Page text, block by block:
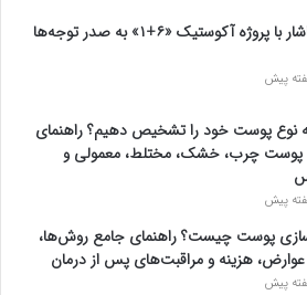
ابرو یاشار با پروژه آکوستیک «۶+۱» به صدر توجه‌ها
نوع پوست خود را تشخیص دهیم؟ راهنمای
پوست چرب، خشک، مختلط، معمولی و
پوست چیست؟ راهنمای جامع روش‌ها،
عوارض، هزینه و مراقبت‌های پس از درمان